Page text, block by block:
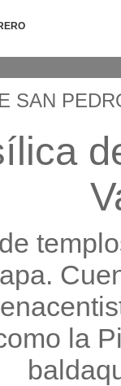
SAN
la